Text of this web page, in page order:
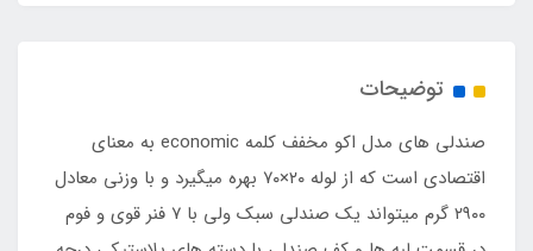
دارد
توضیحات
صندلی های مدل اکو مخفف کلمه economic به معنای
اقتصادی است که از لوله ۲۰×۷۰ بهره میگیرد و با وزنی معادل
۲۹۰۰ گرم میتواند یک صندلی سبک ولی با ۷ فنر قوی و فوم